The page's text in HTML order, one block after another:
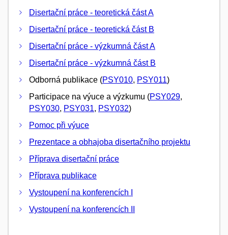
Disertační práce - teoretická část A
Disertační práce - teoretická část B
Disertační práce - výzkumná část A
Disertační práce - výzkumná část B
Odborná publikace (PSY010, PSY011)
Participace na výuce a výzkumu (PSY029,
PSY030, PSY031, PSY032)
Pomoc při výuce
Prezentace a obhajoba disertačního projektu
Příprava disertační práce
Příprava publikace
Vystoupení na konferencích I
Vystoupení na konferencích II